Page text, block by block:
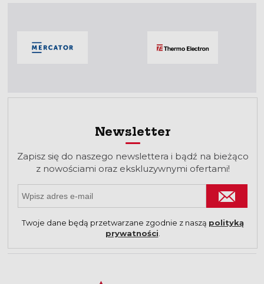
Newsletter
Zapisz się do naszego newslettera i bądź na bieżąco
z nowościami oraz ekskluzywnymi ofertami!
Twoje dane będą przetwarzane zgodnie z naszą polityką
prywatności.